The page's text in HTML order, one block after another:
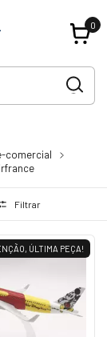
0
comercial
Filtrar
ÚLTIMA PEÇA!